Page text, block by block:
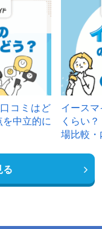
コミはど
を中立的に
イース
くらい
場比較・
る